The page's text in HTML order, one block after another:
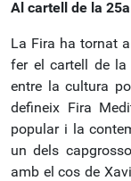
Al cartell de la
La Fira ha tornat
fer el cartell de la
entre la cultura
defineix Fira
popular i la
un dels
amb el cos de